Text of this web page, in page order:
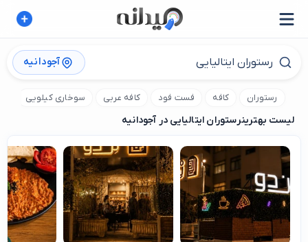
آجودانیه
رستوران کافه فست فود کافه عربی سوخاری کیلویی
لیست بهترینرستوران ایتالیایی در آجودانیه